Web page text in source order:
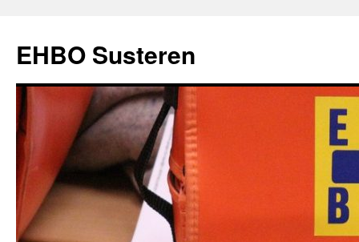
EHBO Susteren